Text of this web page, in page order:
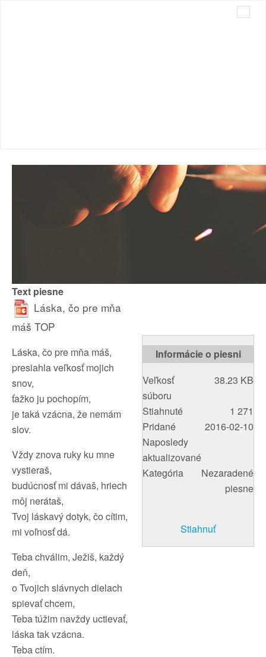
Text piesne
Láska, čo pre mňa
máš TOP
Láska, čo pre mňa máš,
presiahla veľkosť mojich
snov,
ťažko ju pochopím,
je taká vzácna, že nemám
slov.
Vždy znova ruky ku mne
vystieraš,
budúcnosť mi dávaš, hriech
môj nerátaš,
Tvoj láskavý dotyk, čo cítim,
mi voľnosť dá.
Teba chválim, Ježiš, každý
deň,
o Tvojich slávnych dielach
spievať chcem,
Teba túžim navždy uctievať,
láska tak vzácna.
Teba ctím.
Informácie o piesni
Veľkosť
súboru
38.23 KB
Stiahnuté
1 271
Pridané
2016-02-10
Naposledy
aktualizované
Kategória
Nezaradené
piesne
Stiahnuť